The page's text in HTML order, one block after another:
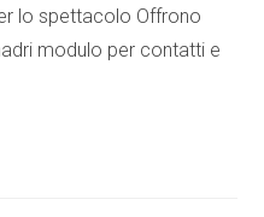
lo spettacolo Offrono
modulo per contatti e